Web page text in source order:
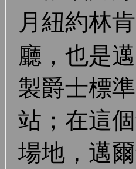
月紐約林
廳，也是
製爵士標
站；在這
場地，邁